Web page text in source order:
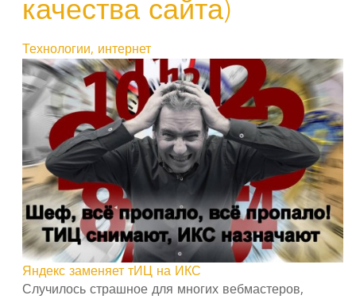
качества сайта)
Технологии, интернет
Яндекс заменяет тИЦ на ИКС
Случилось страшное для многих вебмастеров,